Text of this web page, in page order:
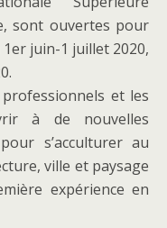
sont ouvertes pour
1er juin-1 juillet 2020,
et les
à de nouvelles
s’acculturer au
ville et paysage
expérience en